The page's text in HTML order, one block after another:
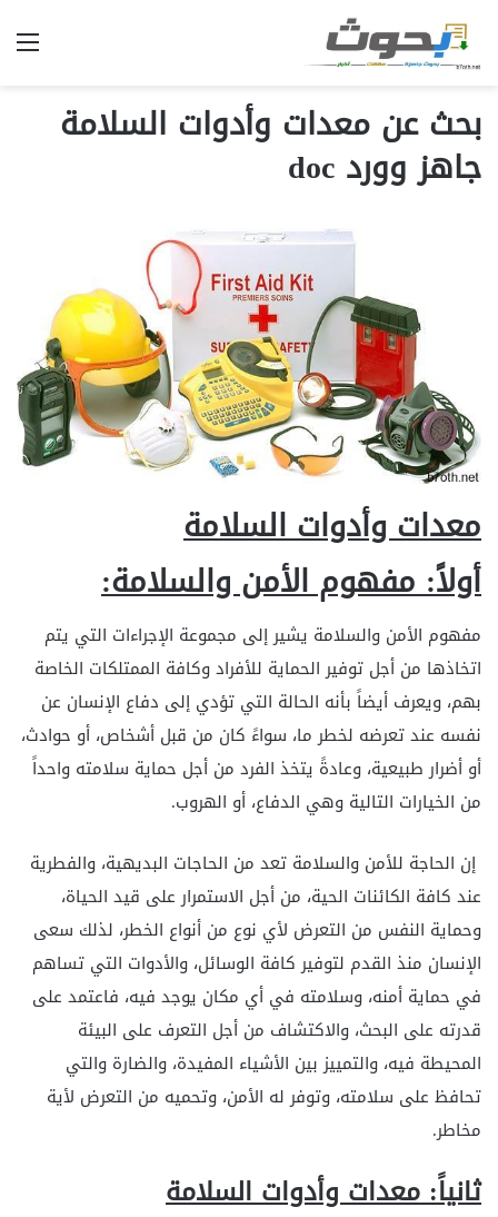
بحث عن معدات وأدوات السلامة
جاهز وورد doc
معدات وأدوات السلامة
أولاً: مفهوم الأمن والسلامة:
مفهوم الأمن والسلامة يشير إلى مجموعة الإجراءات التي يتم
اتخاذها من أجل توفير الحماية للأفراد وكافة الممتلكات الخاصة
بهم، ويعرف أيضاً بأنه الحالة التي تؤدي إلى دفاع الإنسان عن
نفسه عند تعرضه لخطر ما، سواءً كان من قبل أشخاص، أو حوادث،
أو أضرار طبيعية، وعادةً يتخذ الفرد من أجل حماية سلامته واحداً
من الخيارات التالية وهي الدفاع، أو الهروب.
إن الحاجة للأمن والسلامة تعد من الحاجات البديهية، والفطرية
عند كافة الكائنات الحية، من أجل الاستمرار على قيد الحياة،
وحماية النفس من التعرض لأي نوع من أنواع الخطر، لذلك سعى
الإنسان منذ القدم لتوفير كافة الوسائل، والأدوات التي تساهم
في حماية أمنه، وسلامته في أي مكان يوجد فيه، فاعتمد على
قدرته على البحث، والاكتشاف من أجل التعرف على البيئة
المحيطة فيه، والتمييز بين الأشياء المفيدة، والضارة والتي
تحافظ على سلامته، وتوفر له الأمن، وتحميه من التعرض لأية
مخاطر.
ثانياً: معدات وأدوات السلامة